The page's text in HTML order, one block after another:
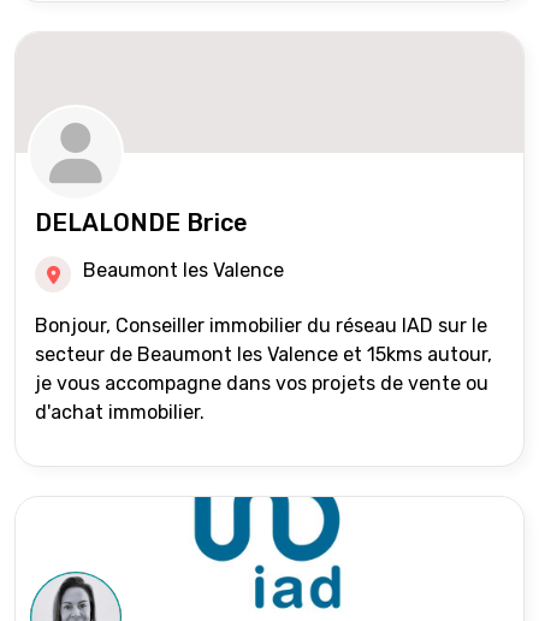
DELALONDE Brice
Beaumont les Valence
Bonjour, Conseiller immobilier du réseau IAD sur le
secteur de Beaumont les Valence et 15kms autour,
je vous accompagne dans vos projets de vente ou
d'achat immobilier.